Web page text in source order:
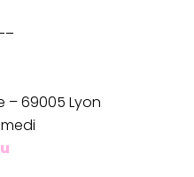
– 69005 Lyon